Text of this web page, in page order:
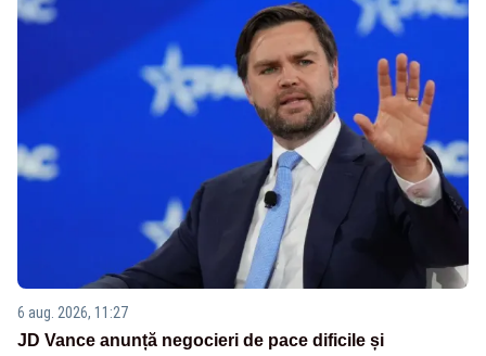
6 aug. 2026, 11:27
JD Vance anunță negocieri de pace dificile și